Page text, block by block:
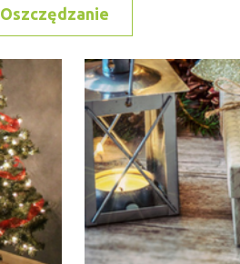
Oszczędzanie